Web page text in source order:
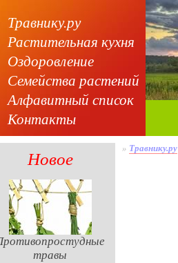
Травнику.ру
Растительная кухня
Оздоровление
Семейства растений
Алфавитный список
Контакты
Новое
травы
» Травнику.ру